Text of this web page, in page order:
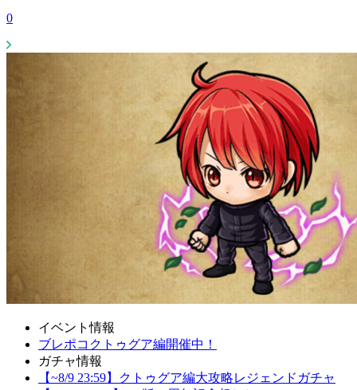
0
イベント情報
ブレポコクトゥグア編開催中！
ガチャ情報
【~8/9 23:59】クトゥグア編大攻略レジェンドガチャ